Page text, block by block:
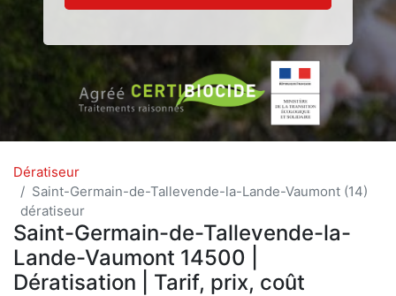
Dératiseur
Saint-Germain-de-Tallevende-la-Lande-Vaumont (14)
dératiseur
Saint-Germain-de-Tallevende-la-
Lande-Vaumont 14500 |
Dératisation | Tarif, prix, coût